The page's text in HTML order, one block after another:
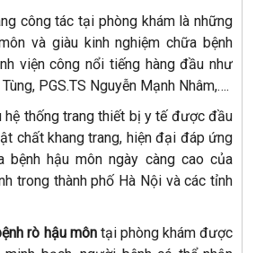
công tác tại phòng khám là những
và giàu kinh nghiệm chữa bệnh
viện công nổi tiếng hàng đầu như
PGS.TS Nguyễn Mạnh Nhâm,….
hệ thống trang thiết bị y tế được đầu
chất khang trang, hiện đại đáp ứng
bệnh hậu môn ngày càng cao của
trong thành phố Hà Nội và các tỉnh
rò hậu môntại phòng khám được